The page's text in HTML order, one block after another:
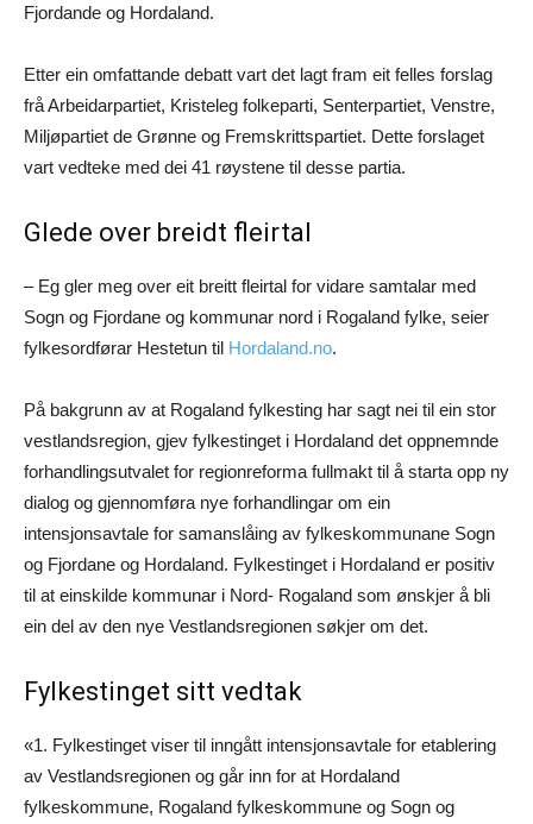
Fjordande og Hordaland.
Etter ein omfattande debatt vart det lagt fram eit felles forslag
frå Arbeidarpartiet, Kristeleg folkeparti, Senterpartiet, Venstre,
Miljøpartiet de Grønne og Fremskrittspartiet. Dette forslaget
vart vedteke med dei 41 røystene til desse partia.
Glede over breidt fleirtal
– Eg gler meg over eit breitt fleirtal for vidare samtalar med
Sogn og Fjordane og kommunar nord i Rogaland fylke, seier
fylkesordførar Hestetun til Hordaland.no.
På bakgrunn av at Rogaland fylkesting har sagt nei til ein stor
vestlandsregion, gjev fylkestinget i Hordaland det oppnemnde
forhandlingsutvalet for regionreforma fullmakt til å starta opp ny
dialog og gjennomføra nye forhandlingar om ein
intensjonsavtale for samanslåing av fylkeskommunane Sogn
og Fjordane og Hordaland. Fylkestinget i Hordaland er positiv
til at einskilde kommunar i Nord- Rogaland som ønskjer å bli
ein del av den nye Vestlandsregionen søkjer om det.
Fylkestinget sitt vedtak
«1. Fylkestinget viser til inngått intensjonsavtale for etablering
av Vestlandsregionen og går inn for at Hordaland
fylkeskommune, Rogaland fylkeskommune og Sogn og